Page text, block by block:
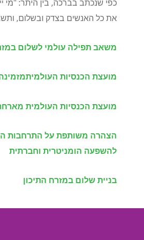
כפי שנכתב בברכה, בין היתר: "מי
את כל האנשים בצדק ובשלום,
משאב תפילה עולמי לשלום
מועצת הכנסיות העולמית
מועצת הכנסיות העולמית
הצהרה משותפת על התרחבות
להשפעה הומניטרית וחברתית
בניית שלום במזרח התיכון